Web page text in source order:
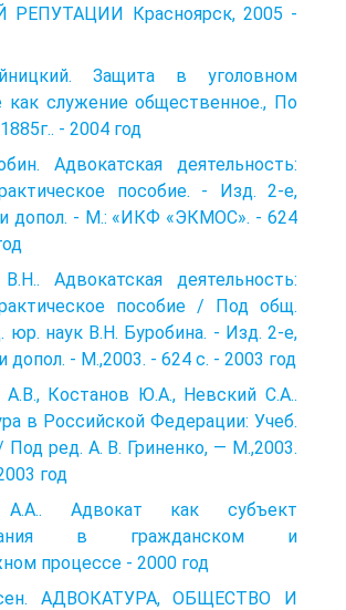
РЕПУТАЦИИ Красноярск, 2005 -
Защита в уголовном
как служение общественное., По
- 2004 год
Адвокатская деятельность:
пособие. - Изд. 2-е,
и допол. - М.: «ИКФ «ЭКМОС». - 624
Адвокатская деятельность:
пособие / Под общ.
юр. наук В.Н. Буробина. - Изд. 2-е,
допол. - М.,2003. - 624 с. - 2003 год
А.В., Костанов Ю.А., Невский С.А..
в Российской Федерации: Учеб.
Под ред. А. В. Гриненко, — М.,2003.
год
А.А.. Адвокат как субъект
в гражданском и
процессе - 2000 год
АДВОКАТУРА, ОБЩЕСТВО И